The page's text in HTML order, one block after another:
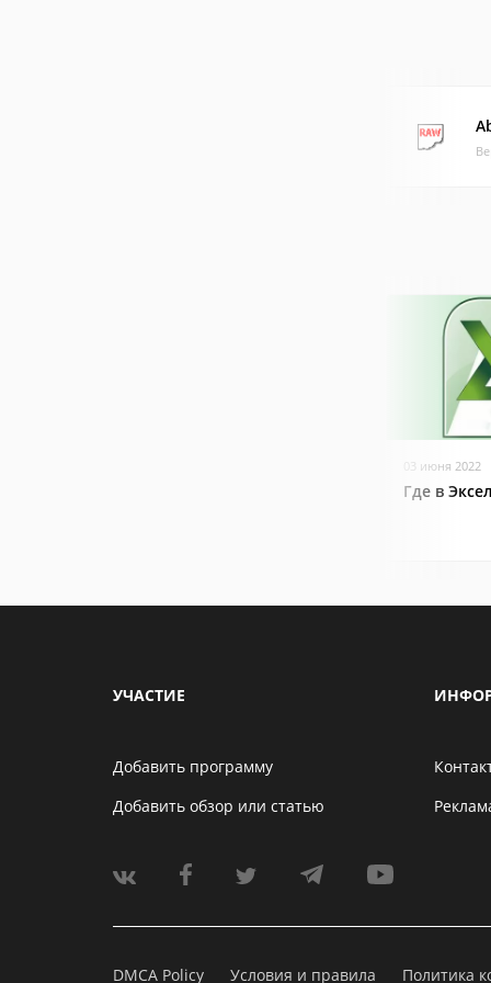
03 июня 2022
Где в
УЧАСТИЕ
Добавить программу
Добавить обзор или статью
DMCA Policy Условия и правила Политика